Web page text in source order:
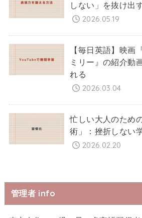
しない」を抜け出
2026.05.19
【毎日英語】映画
ミリー』の紹介動
れる
2026.03.04
忙しい大人のため
術」：挫折しない
2026.02.20
管理者 info